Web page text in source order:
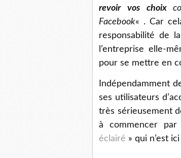
revoir vos choix
Facebook« . Car
responsabilité de
l’entreprise elle-
pour se mettre en
Indépendamment
ses utilisateurs
très sérieusement
à commencer
éclairé » qui n’est